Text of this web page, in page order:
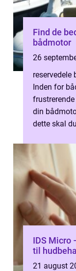
Find de
bådmotor
26
reservedele
Inden for
din
dette skal
IDS Micro
til
21 august